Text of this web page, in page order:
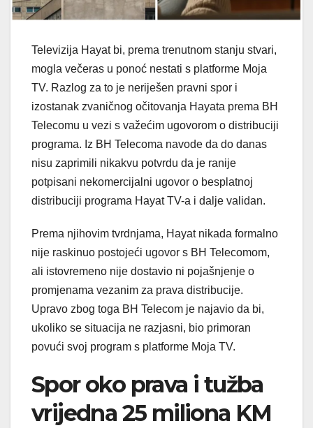
Televizija Hayat bi, prema trenutnom stanju stvari,
mogla večeras u ponoć nestati s platforme Moja
TV. Razlog za to je neriješen pravni spor i
izostanak zvaničnog očitovanja Hayata prema BH
Telecomu u vezi s važećim ugovorom o distribuciji
programa. Iz BH Telecoma navode da do danas
nisu zaprimili nikakvu potvrdu da je ranije
potpisani nekomercijalni ugovor o besplatnoj
distribuciji programa Hayat TV-a i dalje validan.
Prema njihovim tvrdnjama, Hayat nikada formalno
nije raskinuo postojeći ugovor s BH Telecomom,
ali istovremeno nije dostavio ni pojašnjenje o
promjenama vezanim za prava distribucije.
Upravo zbog toga BH Telecom je najavio da bi,
ukoliko se situacija ne razjasni, bio primoran
povući svoj program s platforme Moja TV.
Spor oko prava i tužba
vrijedna 25 miliona KM